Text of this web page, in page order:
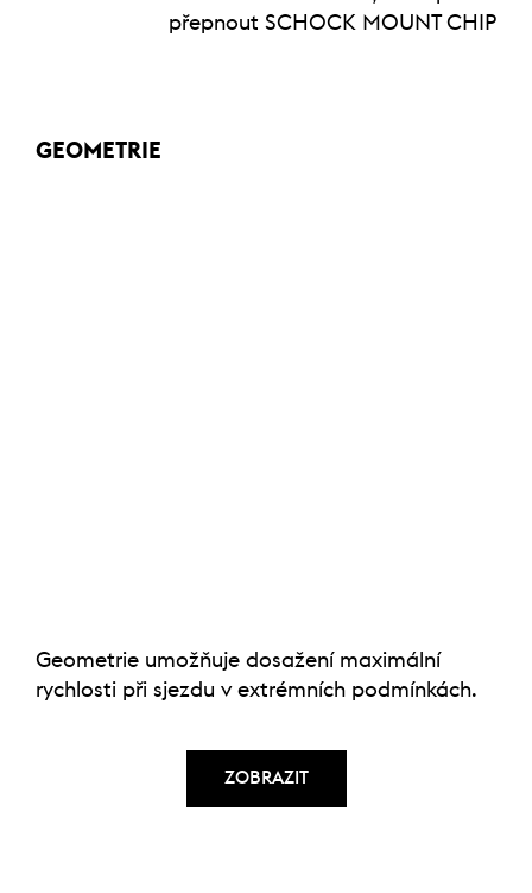
přepnout SCHOCK MOUNT CHIP
GEOMETRIE
Geometrie umožňuje dosažení maximální
rychlosti při sjezdu v extrémních podmínkách.
ZOBRAZIT